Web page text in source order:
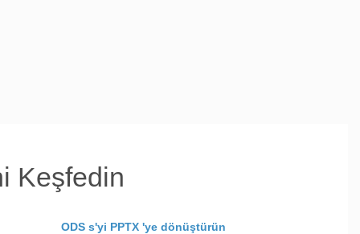
Keşfedin
ODS s'yi PPTX 'ye dönüştürün